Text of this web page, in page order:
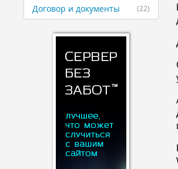
(22)
Договор и ​документы